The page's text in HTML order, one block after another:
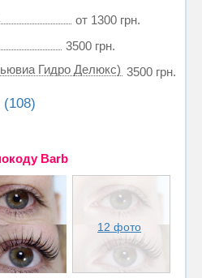
от 1300 грн.
3500 грн.
Гидро Делюкс) 3500 грн.
Barb
12 фото